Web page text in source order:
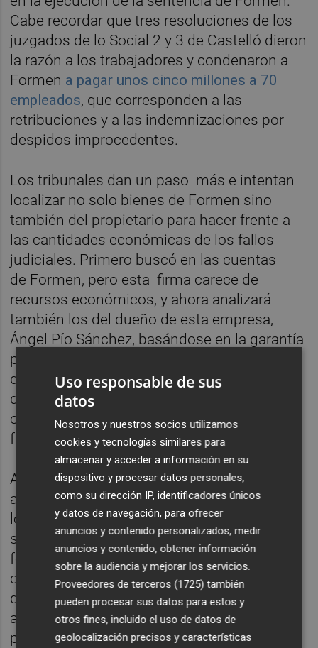
Cabe recordar que tres resoluciones de los
juzgados de lo Social 2 y 3 de Castelló dieron
la razón a los trabajadores y condenaron a
Formen a pagar unos cinco millones a 70
empleados, que corresponden a las
retribuciones y a las indemnizaciones por
despidos improcedentes.
Los tribunales dan un paso más e intentan
localizar no solo bienes de Formen sino
también del propietario para hacer frente a
las cantidades económicas de los fallos
judiciales. Primero buscó en las cuentas
de Formen, pero esta firma carece de
recursos económicos, y ahora analizará
también los del dueño de esta empresa,
Ángel Pío Sánchez, basándose en la garantía
personal que presentó en su momento para
que el administrador concursal y el juzgado
de lo Mercantil dieran luz verde a la
operación de compra deMarie Claire
fuentes de las defensas de los operarios.
Asimismo, según estas mismas fuentes,
ahora queda pendiente resolver el futuro de
los activos de Marie Claire, ya que, según
señalan, la magistrada considera que estos
forman parte de Formen aunque esta
compañía se marchara de forma unilateral
de Marie Claire al haberse confirmado
anteriormente la adquisición de la unidad
productiva. Al respecto, queda por ver el
Uso responsable de sus
datos
Nosotros y nuestros socios utilizamos
cookies y tecnologías similares para
almacenar y acceder a información en su
dispositivo y procesar datos personales,
como su dirección IP, identificadores únicos
y datos de navegación, para ofrecer
anuncios y contenido personalizados, medir
anuncios y contenido, obtener información
sobre la audiencia y mejorar los servicios.
Proveedores de terceros (1725) también
pueden procesar sus datos para estos y
otros fines, incluido el uso de datos de
geolocalización precisos y características